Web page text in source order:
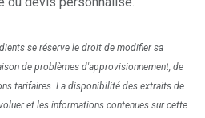
se réserve le droit de modifier sa
de problèmes d'approvisionnement, de
tarifaires. La disponibilité des extraits de
et les informations contenues sur cette